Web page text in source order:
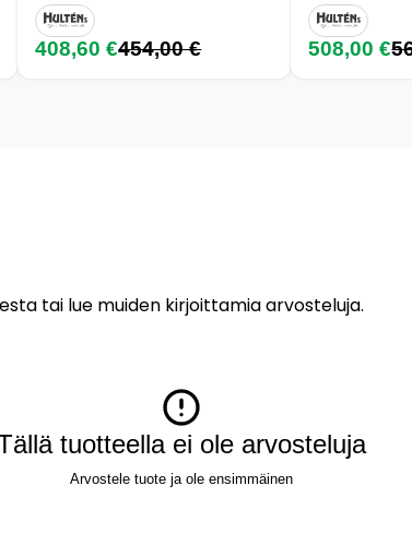
408,60 €454,00 € 508,00 €
tai lue muiden kirjoittamia arvosteluja.
tuotteella ei ole arvosteluja
Arvostele tuote ja ole ensimmäinen